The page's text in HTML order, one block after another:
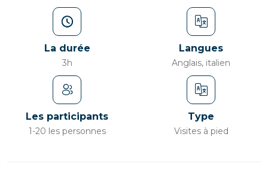
La durée
3h
Langues
Anglais, italien
Les participants
1-20 les personnes
Type
Visites à pied